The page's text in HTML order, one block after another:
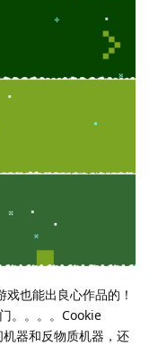
也能出良心作品的！
。。。。Cookie
器和反物质机器，还